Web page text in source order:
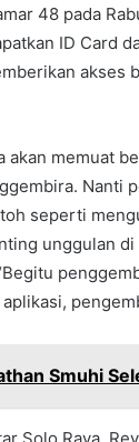
48 pada
ID Card
akses
memuat
Nanti
seperti
unggulan
Smuhi